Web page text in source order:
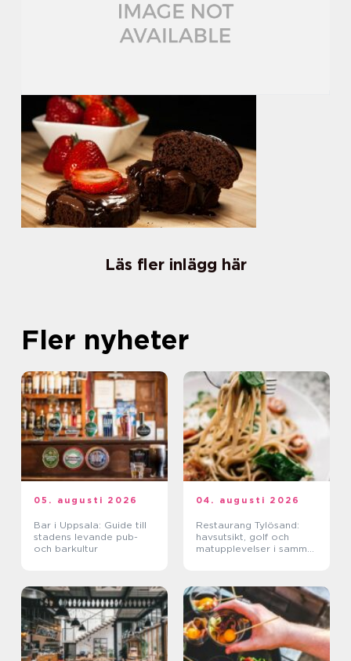
Läs fler inlägg här
Fler nyheter
05. augusti 2026
Bar i Uppsala: Guide till
stadens levande pub-
och barkultur
04. augusti 2026
Restaurang Tylösand:
havsutsikt, golf och
matupplevelser i samma